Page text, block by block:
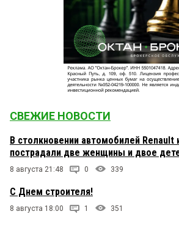
СВЕЖИЕ НОВОСТИ
В столкновении автомобилей Renault
пострадали две женщины и двое
8 августа 21:48 0 339
С Днем строителя!
8 августа 18:00 1 351